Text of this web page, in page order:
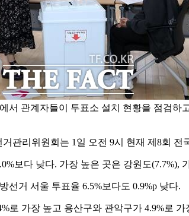
서 관계자들이 투표소 설치 현황을 점검하
관리위원회는 1일 오전 9시 현재 제8회
보다 낮다. 가장 높은 곳은 강원도(7.7%),
선거 서울 투표율 6.5%보다도 0.9%p 낮다.
로 가장 높고 용산구와 관악구가 4.9%로 가